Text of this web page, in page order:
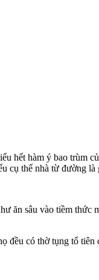
hết hàm ý bao trùm
cụ thể nhà từ đường là
ăn sâu vào tiềm thức
đều có thờ tụng tổ